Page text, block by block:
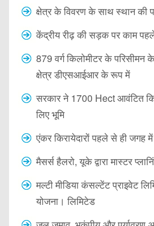
क्षेत्र के विवरण के साथ स्थान की
केंद्रीय रीढ़ की सड़क पर काम
879 वर्ग किलोमीटर के परिसीमन
क्षेत्र डीएसआईआर के रूप में
सरकार ने 1700 Hect आवंटित
लिए भूमि
एंकर किरायेदारों पहले से ही जगह में
मैसर्स हैलरो, यूके द्वारा मास्टर
मल्टी मीडिया कंसल्टेंट प्राइवेट
योजना। लिमिटेड